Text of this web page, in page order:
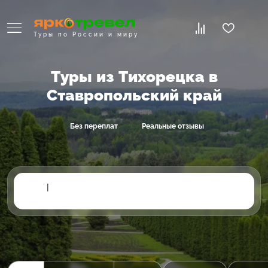
Туры по России и миру
Туры из Тихорецка в
Ставропольский край
Без переплат Реальные отзывы
|